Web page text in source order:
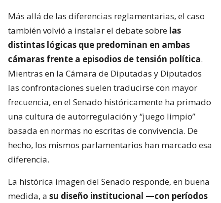
Más allá de las diferencias reglamentarias, el caso
también volvió a instalar el debate sobre las
distintas lógicas que predominan en ambas
cámaras frente a episodios de tensión política.
Mientras en la Cámara de Diputadas y Diputados
las confrontaciones suelen traducirse con mayor
frecuencia, en el Senado históricamente ha primado
una cultura de autorregulación y “juego limpio”
basada en normas no escritas de convivencia. De
hecho, los mismos parlamentarios han marcado esa
diferencia.
La histórica imagen del Senado responde, en buena
medida, a su diseño institucional —con períodos